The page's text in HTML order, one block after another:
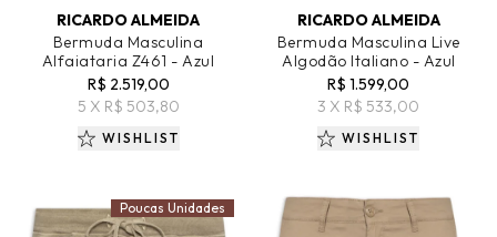
RICARDO ALMEIDA
Bermuda Masculina
Alfaiataria Z461 - Azul
R$ 2.519,00
5 X R$ 503,80
WISHLIST
RICARDO ALMEIDA
Bermuda Masculina Live
Algodão Italiano - Azul
R$ 1.599,00
3 X R$ 533,00
WISHLIST
Poucas Unidades